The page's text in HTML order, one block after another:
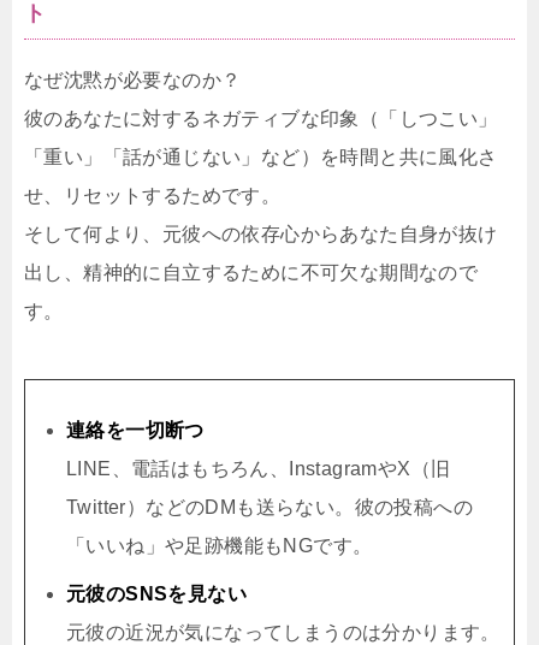
ト
なぜ沈黙が必要なのか？
彼のあなたに対するネガティブな印象（「しつこい」
「重い」「話が通じない」など）を時間と共に風化さ
せ、リセットするためです。
そして何より、元彼への依存心からあなた自身が抜け
出し、精神的に自立するために不可欠な期間なので
す。
連絡を一切断つ
LINE、電話はもちろん、InstagramやX（旧
Twitter）などのDMも送らない。彼の投稿への
「いいね」や足跡機能もNGです。
元彼のSNSを見ない
元彼の近況が気になってしまうのは分かります。